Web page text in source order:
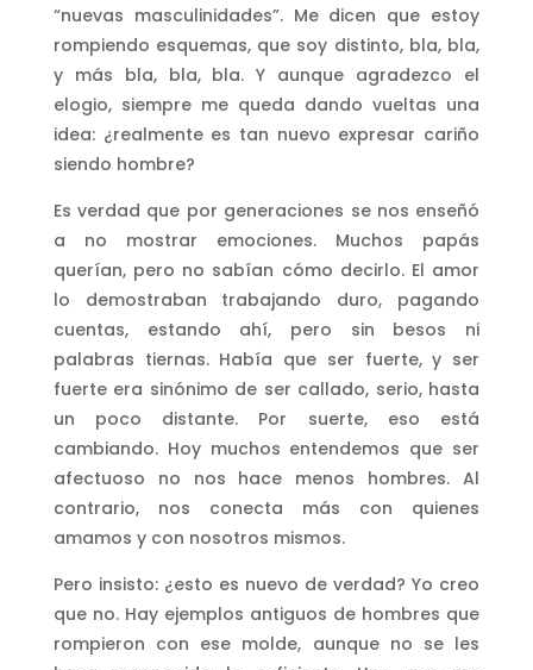
“nuevas masculinidades”. Me dicen que estoy
rompiendo esquemas, que soy distinto, bla, bla,
y más bla, bla, bla. Y aunque agradezco el
elogio, siempre me queda dando vueltas una
idea: ¿realmente es tan nuevo expresar cariño
siendo hombre?
Es verdad que por generaciones se nos enseñó
a no mostrar emociones. Muchos papás
querían, pero no sabían cómo decirlo. El amor
lo demostraban trabajando duro, pagando
cuentas, estando ahí, pero sin besos ni
palabras tiernas. Había que ser fuerte, y ser
fuerte era sinónimo de ser callado, serio, hasta
un poco distante. Por suerte, eso está
cambiando. Hoy muchos entendemos que ser
afectuoso no nos hace menos hombres. Al
contrario, nos conecta más con quienes
amamos y con nosotros mismos.
Pero insisto: ¿esto es nuevo de verdad? Yo creo
que no. Hay ejemplos antiguos de hombres que
rompieron con ese molde, aunque no se les